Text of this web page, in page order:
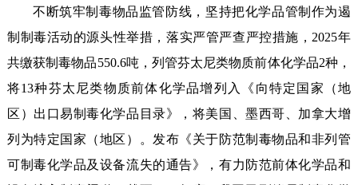
不断筑牢制毒物品监管防线，坚持把化学品管制作为遏
制制毒活动的源头性举措，落实严管严查严控措施，2025年
共缴获制毒物品550.6吨，列管芬太尼类物质前体化学品2种，
将13种芬太尼类物质前体化学品增列入《向特定国家（地
区）出口易制毒化学品目录》，将美国、墨西哥、加拿大增
列为特定国家（地区）。发布《关于防范制毒物品和非列管
可制毒化学品及设备流失的通告》，有力防范前体化学品和